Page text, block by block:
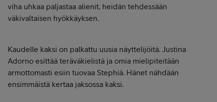
viha uhkaa paljastaa alienit, heidän tehdessään
väkivaltaisen hyökkäyksen.
Kaudelle kaksi on palkattu uusia näyttelijöitä. Justina
Adorno esittää teräväkielistä ja omia mielipiteitään
armottomasti esiin tuovaa Stephiä. Hänet nähdään
ensimmäistä kertaa jaksossa kaksi.